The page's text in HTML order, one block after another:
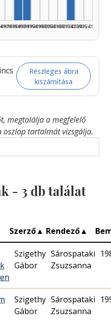
1985–1989
1990–1994
1995–1999
2000–2004
2005–2009
2010–2014
2015–2019
2020–2024
2025–2026
Részleges ábra
kiszámítása
megtalálja a megfelelő
tartalmát vizsgálja.
- 3 db találat
Szerző▲ Rendező▲
Szigethy
Gábor
Sárospataki
Zsuzsanna
Szigethy
Gábor
Sárospataki
Zsuzsanna